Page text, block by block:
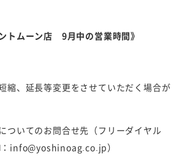
トムーン店 9月中の営業時間》
縮、延長等変更をさせていただく場合が
ついてのお問合せ先（フリーダイヤル
info@yoshinoag.co.jp）